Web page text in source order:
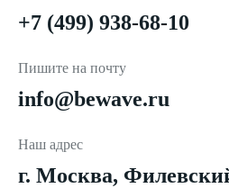
+7 (499) 938-68-10
Пишите на почту
info@bewave.ru
Наш адрес
г. Москва,